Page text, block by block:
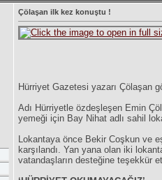
Çölaşan ilk kez konuştu !
Hürriyet Gazetesi yazarı Çölaşan
Adı Hürriyetle özdeşleşen Emin
yemeği için Bay Nihat adlı sahil
Lokantaya önce Bekir Coşkun ve
karşılandı. Yan yana olan iki
vatandaşların desteğine teşekkür